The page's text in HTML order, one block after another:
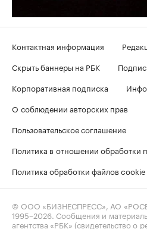
Контактная информация
Скрыть баннеры на РБК
Корпоративная подписка
О соблюдении авторских прав
Пользовательское соглашение
Политика в отношении обработки
Политика обработки файлов cookie
© ООО «БИЗНЕСПРЕСС», АО
1995–2026 . Сообщения и
агентства «РБК» (свидетельство о